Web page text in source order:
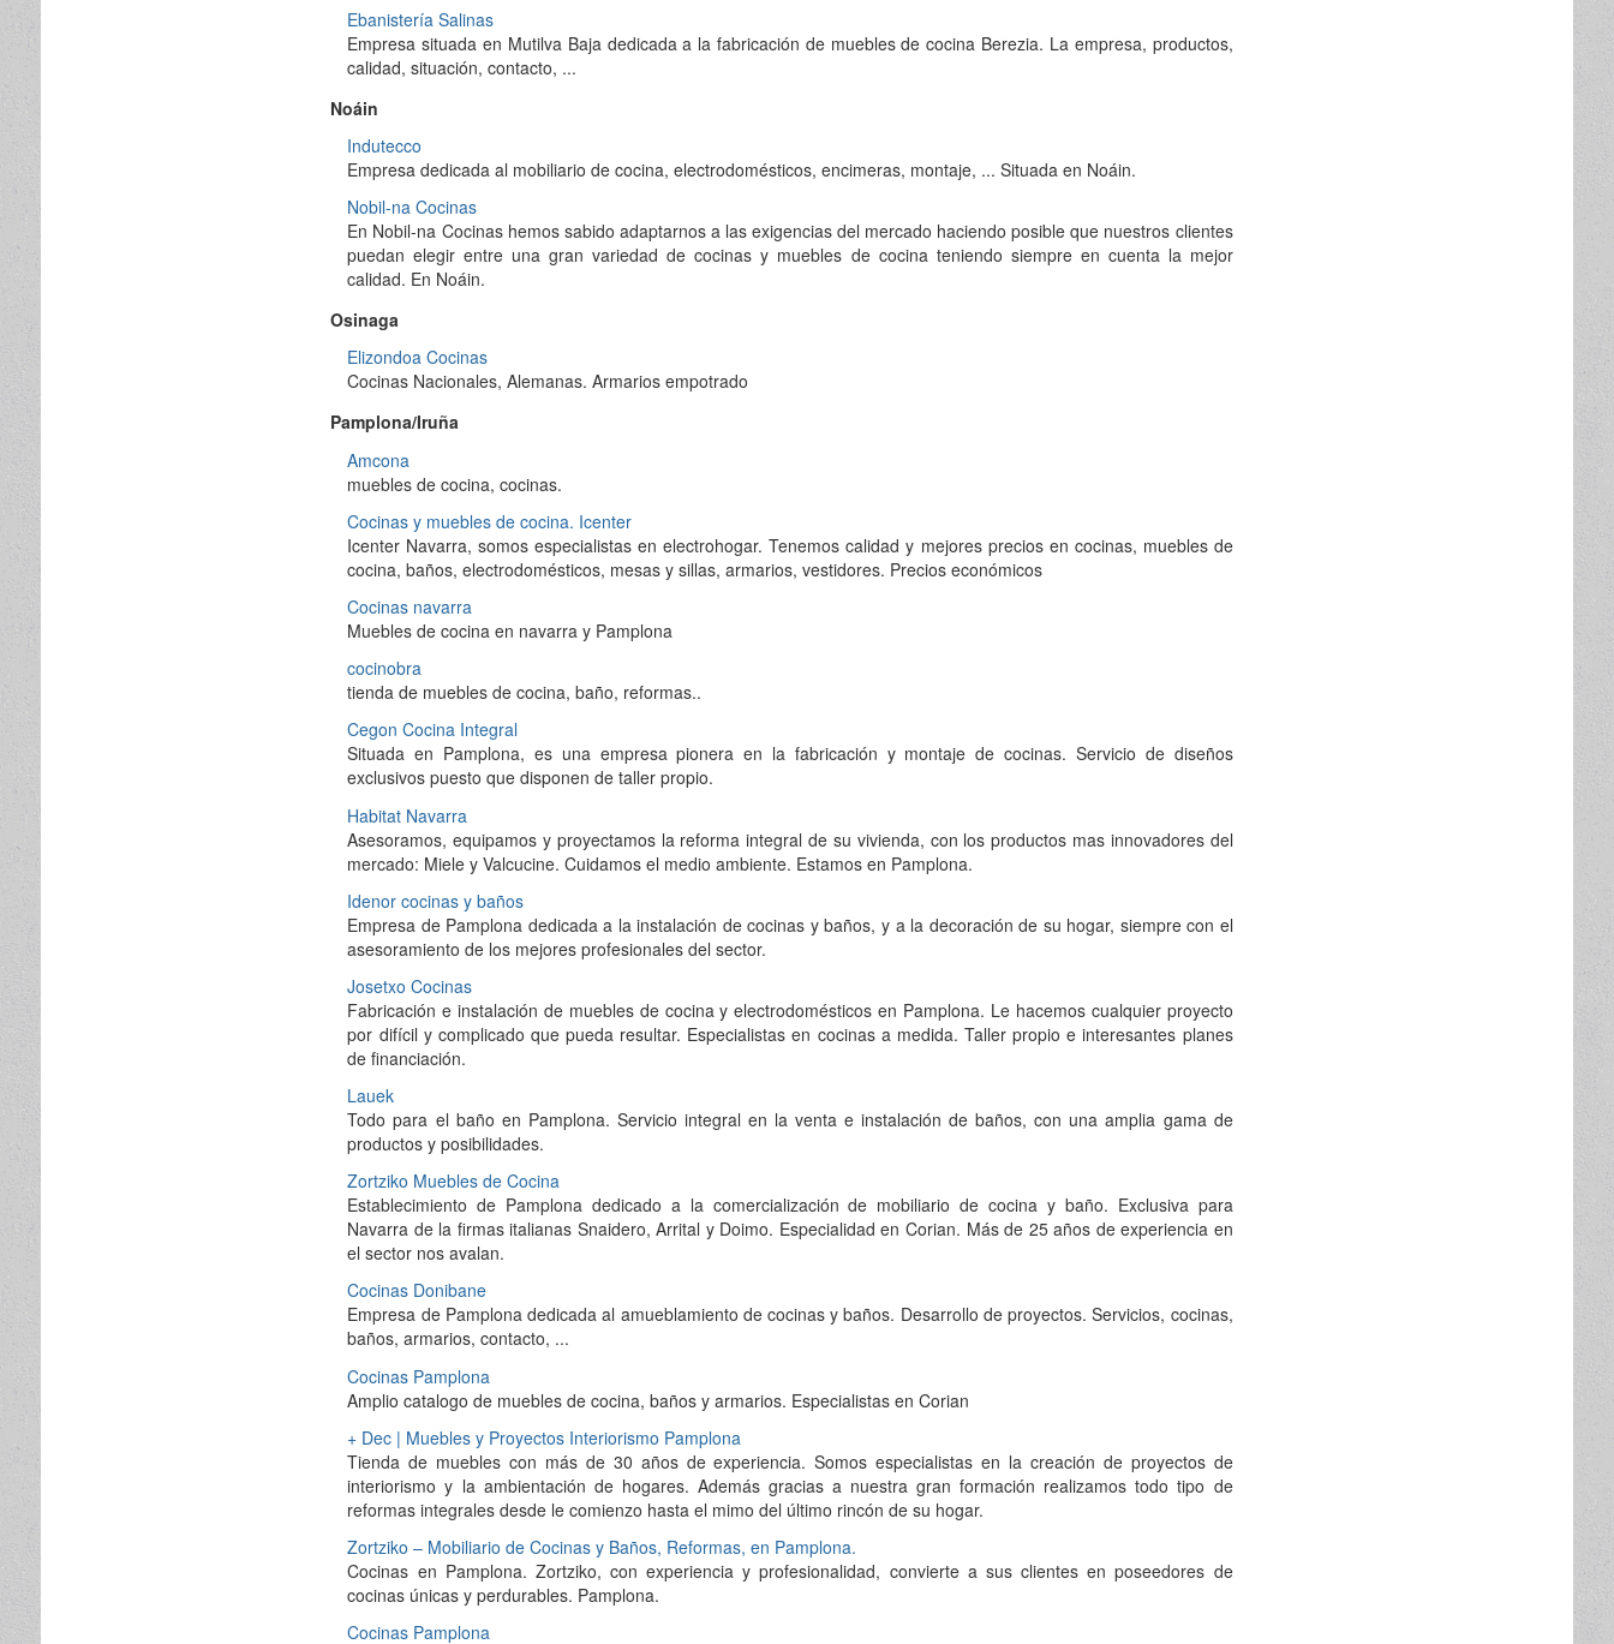
Ebanistería Salinas
Empresa situada en Mutilva Baja dedicada a la fabricación de muebles de cocina Berezia. La empresa, productos,
calidad, situación, contacto, ...
Noáin
Indutecco
Empresa dedicada al mobiliario de cocina, electrodomésticos, encimeras, montaje, ... Situada en Noáin.
Nobil-na Cocinas
En Nobil-na Cocinas hemos sabido adaptarnos a las exigencias del mercado haciendo posible que nuestros clientes
puedan elegir entre una gran variedad de cocinas y muebles de cocina teniendo siempre en cuenta la mejor
calidad. En Noáin.
Osinaga
Elizondoa Cocinas
Cocinas Nacionales, Alemanas. Armarios empotrado
Pamplona/Iruña
Amcona
muebles de cocina, cocinas.
Cocinas y muebles de cocina. Icenter
Icenter Navarra, somos especialistas en electrohogar. Tenemos calidad y mejores precios en cocinas, muebles de
cocina, baños, electrodomésticos, mesas y sillas, armarios, vestidores. Precios económicos
Cocinas navarra
Muebles de cocina en navarra y Pamplona
cocinobra
tienda de muebles de cocina, baño, reformas..
Cegon Cocina Integral
Situada en Pamplona, es una empresa pionera en la fabricación y montaje de cocinas. Servicio de diseños
exclusivos puesto que disponen de taller propio.
Habitat Navarra
Asesoramos, equipamos y proyectamos la reforma integral de su vivienda, con los productos mas innovadores del
mercado: Miele y Valcucine. Cuidamos el medio ambiente. Estamos en Pamplona.
Idenor cocinas y baños
Empresa de Pamplona dedicada a la instalación de cocinas y baños, y a la decoración de su hogar, siempre con el
asesoramiento de los mejores profesionales del sector.
Josetxo Cocinas
Fabricación e instalación de muebles de cocina y electrodomésticos en Pamplona. Le hacemos cualquier proyecto
por difícil y complicado que pueda resultar. Especialistas en cocinas a medida. Taller propio e interesantes planes
de financiación.
Lauek
Todo para el baño en Pamplona. Servicio integral en la venta e instalación de baños, con una amplia gama de
productos y posibilidades.
Zortziko Muebles de Cocina
Establecimiento de Pamplona dedicado a la comercialización de mobiliario de cocina y baño. Exclusiva para
Navarra de la firmas italianas Snaidero, Arrital y Doimo. Especialidad en Corian. Más de 25 años de experiencia en
el sector nos avalan.
Cocinas Donibane
Empresa de Pamplona dedicada al amueblamiento de cocinas y baños. Desarrollo de proyectos. Servicios, cocinas,
baños, armarios, contacto, ...
Cocinas Pamplona
Amplio catalogo de muebles de cocina, baños y armarios. Especialistas en Corian
+ Dec | Muebles y Proyectos Interiorismo Pamplona
Tienda de muebles con más de 30 años de experiencia. Somos especialistas en la creación de proyectos de
interiorismo y la ambientación de hogares. Además gracias a nuestra gran formación realizamos todo tipo de
reformas integrales desde le comienzo hasta el mimo del último rincón de su hogar.
Zortziko – Mobiliario de Cocinas y Baños, Reformas, en Pamplona.
Cocinas en Pamplona. Zortziko, con experiencia y profesionalidad, convierte a sus clientes en poseedores de
cocinas únicas y perdurables. Pamplona.
Cocinas Pamplona